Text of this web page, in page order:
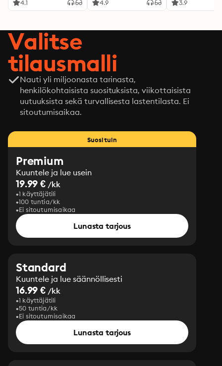
4.1 4.9 3.9
Valitse
tilausmalli
Nauti yli miljoonasta tarinasta,
henkilökohtaisista suosituksista, viikottaisista
uutuuksista sekä turvallisesta lastentilasta. Ei
sitoutumisaikaa.
Suosituin
Premium
Kuuntele ja lue usein
19.99 € /kk
1 käyttäjätili
100 tuntia/kk
Ei sitoutumisaikaa
Lunasta tarjous
Standard
Kuuntele ja lue säännöllisesti
16.99 € /kk
1 käyttäjätili
50 tuntia/kk
Ei sitoutumisaikaa
Lunasta tarjous